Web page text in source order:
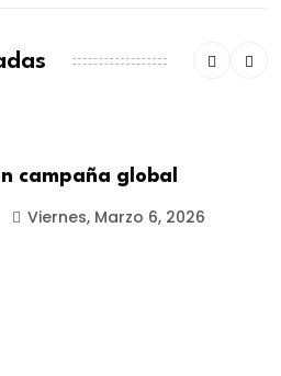
campaña global
Viernes, Marzo 6, 2026